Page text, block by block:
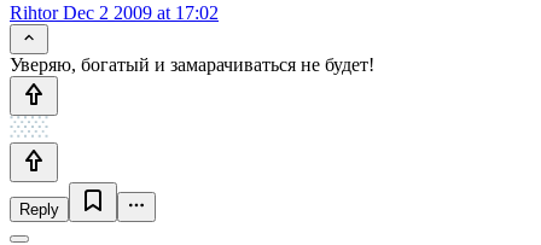
RihtorDec 2 2009 at 17:02
Уверяю, богатый и замарачиваться не будет!
Reply